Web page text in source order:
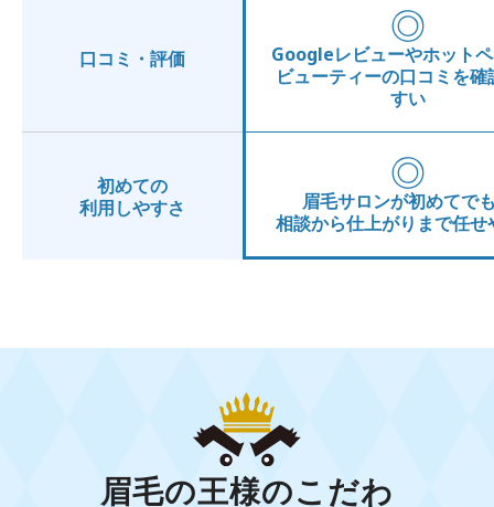
口コミ・評価
◎
Googleレビューやホット
ビューティーの口コミを確
すい
初めての
利用しやすさ
◎
眉毛サロンが初めてで
相談から仕上がりまで任せ
眉毛の王様のこだわ